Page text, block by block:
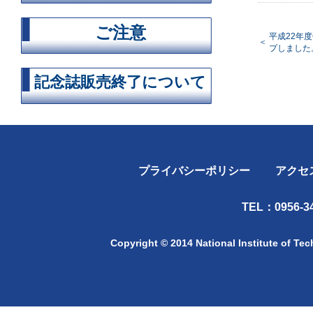
＜
平成22年
プしました
ご注意
記念誌販売終了について
プライバシーポリシー アクセ
TEL：0956-
Copyright © 2014 National Institute of